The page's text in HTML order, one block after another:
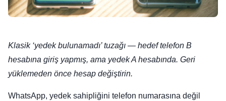
Klasik ‘yedek bulunamadı’ tuzağı — hedef telefon B
hesabına giriş yapmış, ama yedek A hesabında. Geri
yüklemeden önce hesap değiştirin.
WhatsApp, yedek sahipliğini telefon numarasına değil